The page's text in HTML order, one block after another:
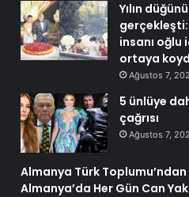
Yılın
gerçekleşti:
insanı oğlu
ortaya
Ağustos 7,
5 ünlüye
çağrısı
Ağustos 7,
Almanya Türk Toplumu’ndan
Almanya’da Her Gün Can